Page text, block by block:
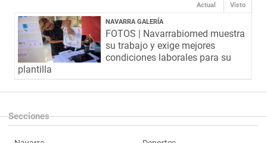
Visto
Actual
NAVARRA GALERÍA
FOTOS | Navarrabiomed muestra
su trabajo y exige mejores
condiciones laborales para su
plantilla
Secciones